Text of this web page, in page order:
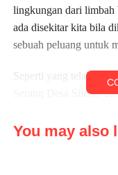
lingkungan dari limbah
ada disekitar kita bila
sebuah peluang untuk
Seperti yang telah
Serang Desa Silebu
menyimpan telur (tray
You may also